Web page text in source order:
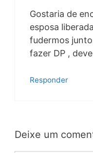
Gostaria de
esposa
fudermos
fazer DP ,
Responder
Deixe um